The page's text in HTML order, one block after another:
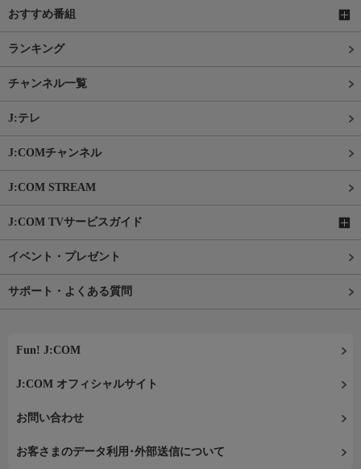
おすすめ番組
ランキング
チャンネル一覧
J:テレ
J:COMチャンネル
J:COM STREAM
J:COM TVサービスガイド
イベント・プレゼント
サポート・よくある質問
Fun! J:COM
J:COM オフィシャルサイト
お問い合わせ
お客さまのデータ利用･外部送信について